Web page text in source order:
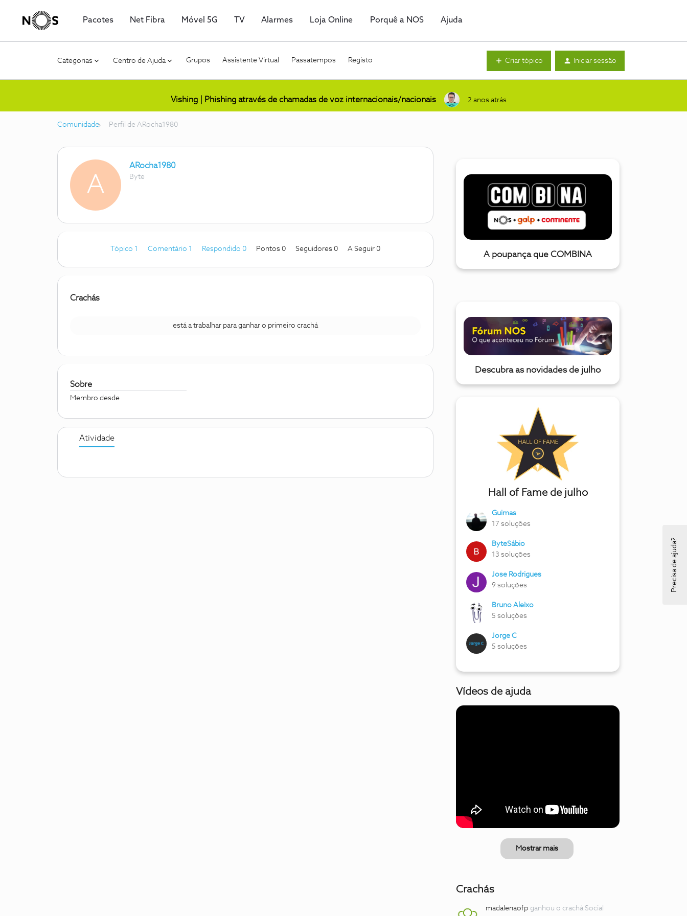
Pacotes Net Fibra Móvel 5G TV Alarmes Loja Online Porquê a NOS Ajuda
Categorias Centro de Ajuda Grupos Assistente Virtual Passatempos Registo Criar tópico Iniciar sessão
Vishing | Phishing através de chamadas de voz internacionais/nacionais 2 anos atrás
Comunidade Perfil de ARocha1980
A
ARocha1980
Byte
Tópico 1 Comentário 1 Respondido 0 Pontos 0 Seguidores 0 A Seguir 0
Crachás
está a trabalhar para ganhar o primeiro crachá
Sobre
Membro desde
Atividade
A poupança que COMBINA
Descubra as novidades de julho
Hall of Fame de julho
Guimas
17 soluções
ByteSábio
13 soluções
Jose Rodrigues
9 soluções
Bruno Aleixo
5 soluções
Jorge C
5 soluções
Vídeos de ajuda
Mostrar mais
Crachás
madalenaofp ganhou o crachá Social
Precisa de ajuda?